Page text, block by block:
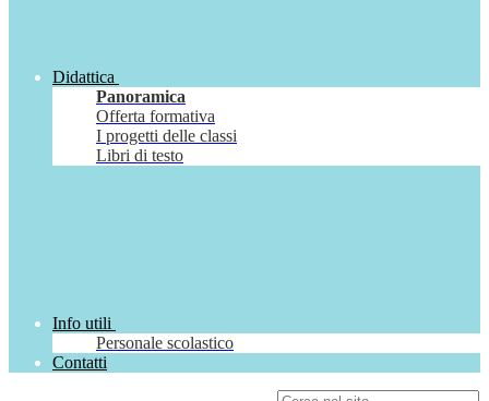
Didattica
Panoramica
Offerta formativa
I progetti delle classi
Libri di testo
Info utili
Personale scolastico
Contatti